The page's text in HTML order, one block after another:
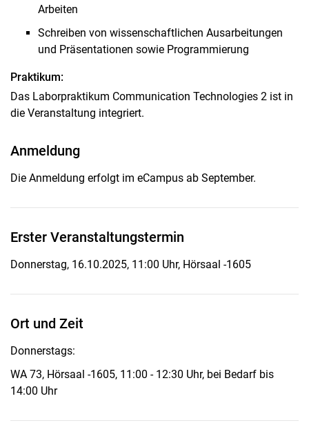
Arbeiten
Schreiben von wissenschaftlichen Ausarbeitungen
und Präsentationen sowie Programmierung
Praktikum:
Das Laborpraktikum Communication Technologies 2 ist in
die Veranstaltung integriert.
Anmeldung
Die Anmeldung erfolgt im eCampus ab September.
Erster Veranstaltungstermin
Donnerstag, 16.10.2025, 11:00 Uhr, Hörsaal -1605
Ort und Zeit
Donnerstags:
WA 73, Hörsaal -1605, 11:00 - 12:30 Uhr, bei Bedarf bis
14:00 Uhr